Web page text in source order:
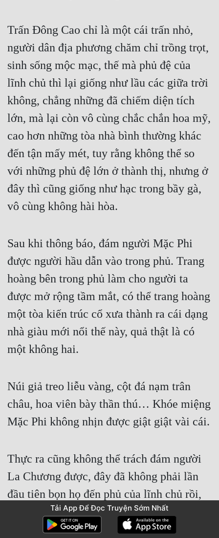
Trấn Đông Cao chỉ là một cái trấn nhỏ,
người dân địa phương chăm chỉ trồng trọt,
sinh sống mộc mạc, thế mà phủ đệ của
lĩnh chủ thì lại giống như lầu các giữa trời
không, chẳng những đã chiếm diện tích
lớn, mà lại còn vô cùng chắc chắn hoa mỹ,
cao hơn những tòa nhà bình thường khác
đến tận mấy mét, tuy rằng không thể so
với những phủ đệ lớn ở thành thị, nhưng ở
đây thì cũng giống như hạc trong bầy gà,
vô cùng không hài hòa.
Sau khi thông báo, đám người Mặc Phi
được người hầu dẫn vào trong phủ. Trang
hoàng bên trong phủ làm cho người ta
được mở rộng tầm mắt, có thể trang hoàng
một tòa kiến trúc cổ xưa thành ra cái dạng
nhà giàu mới nổi thế này, quả thật là có
một không hai.
Núi giả treo liễu vàng, cột đá nạm trân
châu, hoa viên bày thần thú… Khóe miệng
Mặc Phi không nhịn được giật giật vài cái.
Thực ra cũng không thể trách đám người
La Chương được, đây đã không phải lần
đầu tiên bọn họ đến phủ của lĩnh chủ rồi,
mỗi lần đến trấn Đông Cao buôn bán đều
phải tiến cống một lần, đây là quy củ. Chỉ
Tải App Để Đọc Truyện Sớm Nhất